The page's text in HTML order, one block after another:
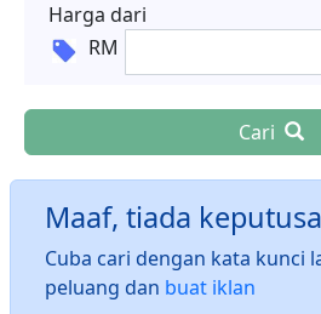
Harga dari
RM
Cari
Maaf, tiada
Cuba cari dengan kata kunci
peluang dan buat iklan